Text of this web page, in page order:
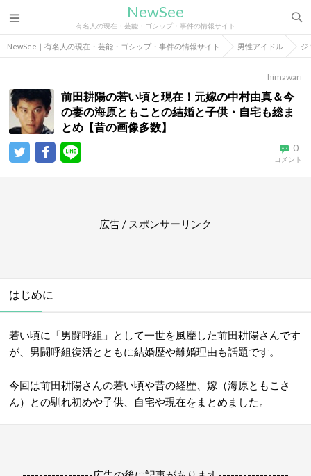
NewSee
有名人の現在・芸能・ゴシップ・事件の情報サイト
NewSee｜有名人の現在・芸能・ゴシップ・事件の情報サイト 男性アイドル ジ
himawari
前田耕陽の若い頃と現在！元嫁の中村由真＆今
の妻の海原ともことの結婚と子供・自宅も総ま
とめ【昔の画像多数】
0
コメント
広告 / スポンサーリンク
はじめに
若い頃に「男闘呼組」として一世を風靡した前田耕陽さんです
が、男闘呼組復活とともに結婚歴や離婚理由も話題です。
今回は前田耕陽さんの若い頃や昔の経歴、嫁（海原ともこさ
ん）との馴れ初めや子供、自宅や現在をまとめました。